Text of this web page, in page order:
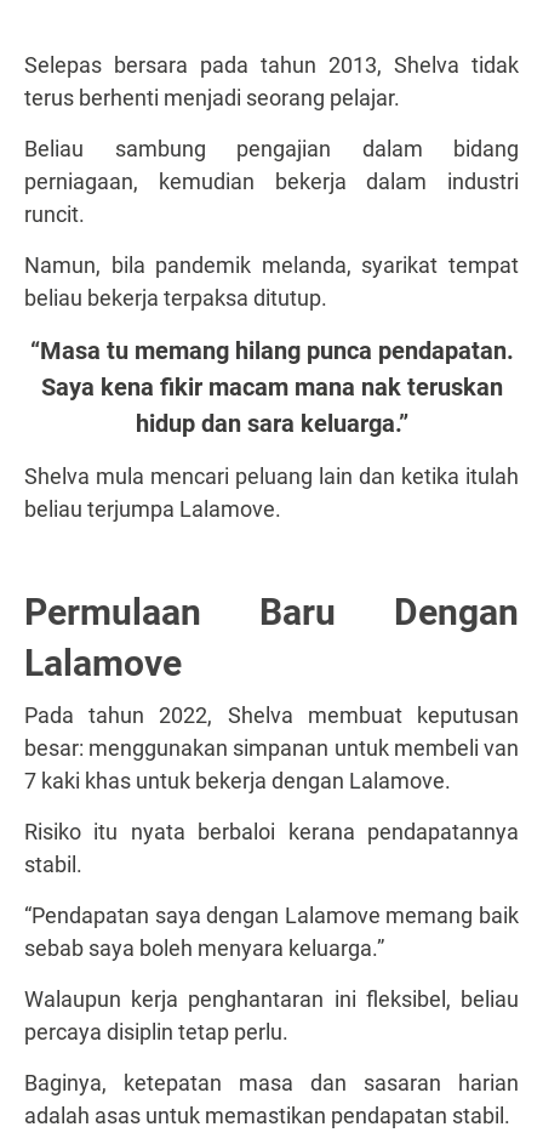
Selepas bersara pada tahun 2013, Shelva tidak
terus berhenti menjadi seorang pelajar.
Beliau sambung pengajian dalam bidang
perniagaan, kemudian bekerja dalam industri
runcit.
Namun, bila pandemik melanda, syarikat tempat
beliau bekerja terpaksa ditutup.
“Masa tu memang hilang punca pendapatan.
Saya kena fikir macam mana nak teruskan
hidup dan sara keluarga.”
Shelva mula mencari peluang lain dan ketika itulah
beliau terjumpa Lalamove.
Permulaan Baru Dengan
Lalamove
Pada tahun 2022, Shelva membuat keputusan
besar: menggunakan simpanan untuk membeli van
7 kaki khas untuk bekerja dengan Lalamove.
Risiko itu nyata berbaloi kerana pendapatannya
stabil.
“Pendapatan saya dengan Lalamove memang baik
sebab saya boleh menyara keluarga.”
Walaupun kerja penghantaran ini fleksibel, beliau
percaya disiplin tetap perlu.
Baginya, ketepatan masa dan sasaran harian
adalah asas untuk memastikan pendapatan stabil.